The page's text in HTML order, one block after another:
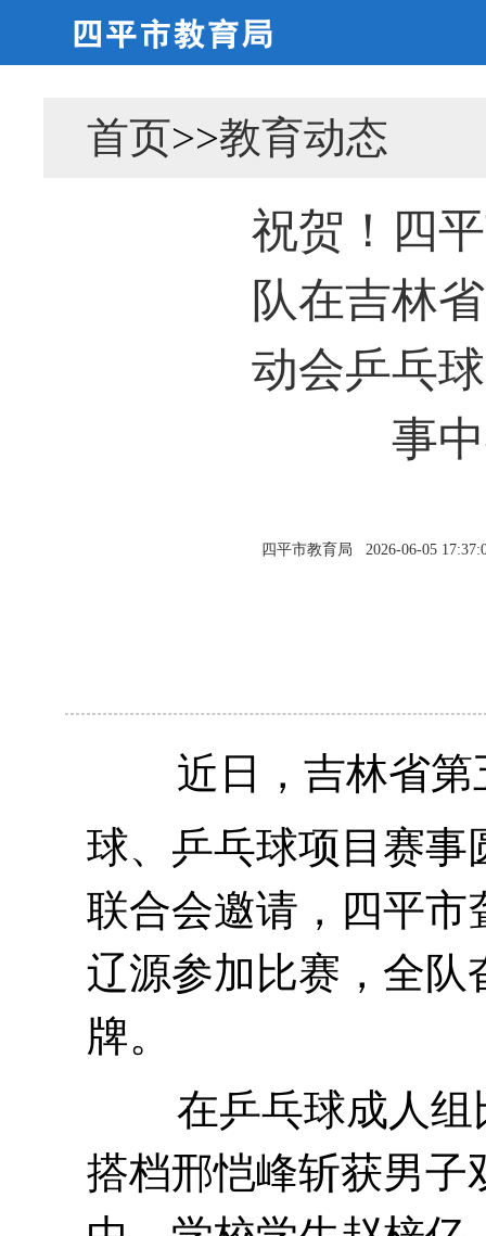
首页>>教育动态
祝贺！四
队在吉林
动会乒乓
事
四平市教育局 2026-06-05
近日
，吉林省
球、乒乓球项目赛事
联合会邀请， 四平市
辽源参加比赛 ， 全队
牌。
在乒乓球成人组
搭档邢恺峰斩获男子